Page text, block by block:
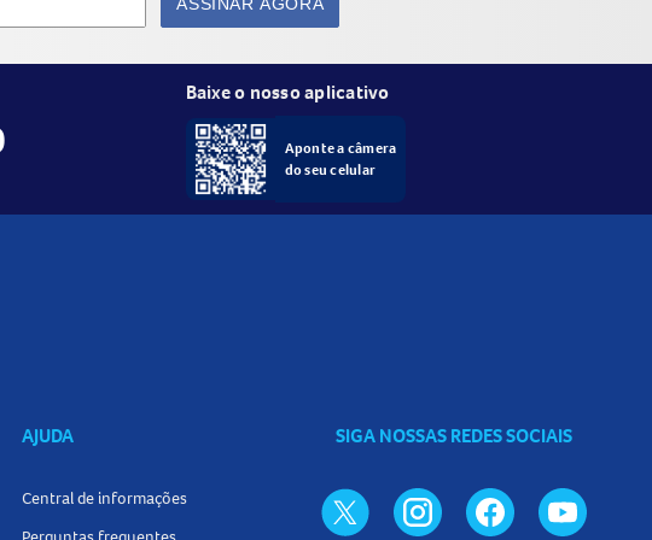
Baixe o nosso aplicativo
Aponte a câmera
do seu celular
AJUDA
Central de informações
SIGA NOSSAS REDES SOCIAIS